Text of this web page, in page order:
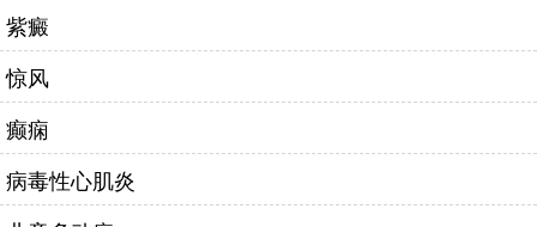
紫癜
惊风
癫痫
病毒性心肌炎